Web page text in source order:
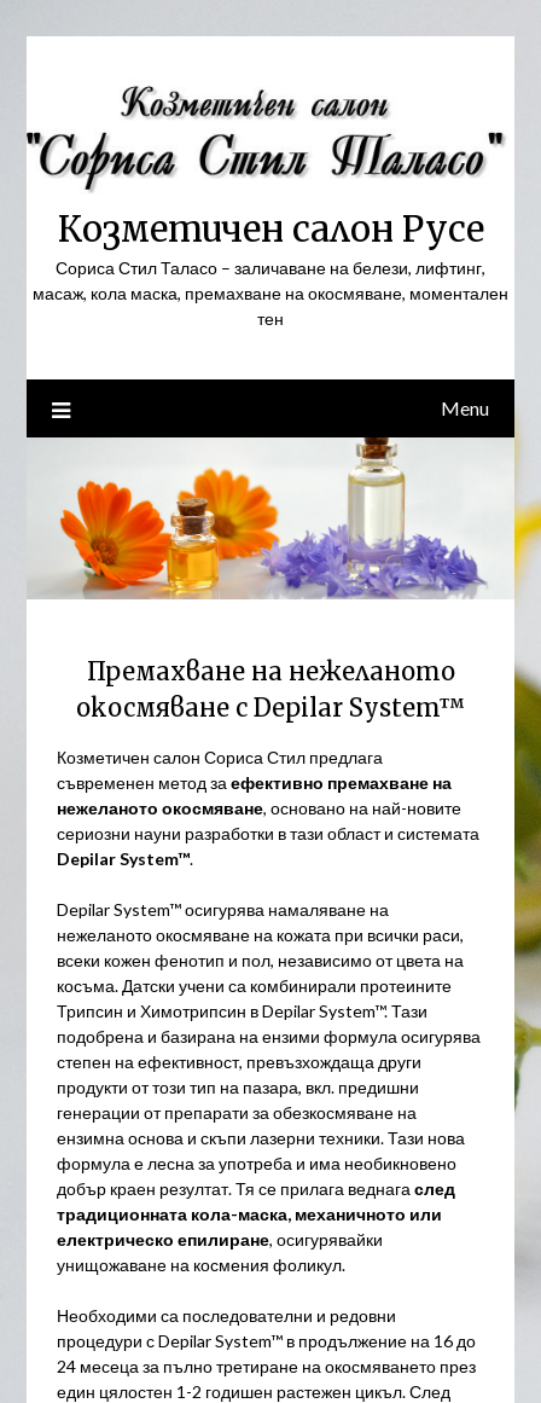
Козметичен салон Русе
Сориса Стил Таласо – заличаване на белези, лифтинг,
масаж, кола маска, премахване на окосмяване, моментален
тен
Menu
Премахване на нежеланото
окосмяване с Depilar System™
Козметичен салон Сориса Стил предлага
съвременен метод заефективно премахване на
нежеланото окосмяване, основано на най-новите
сериозни науни разработки в тази област и системата
Depilar System™.
Depilar System™ осигурява намаляване на
нежеланото окосмяване на кожата при всички раси,
всеки кожен фенотип и пол, независимо от цвета на
косъма. Датски учени са комбинирали протеините
Трипсин и Химотрипсин в Depilar System™. Тази
подобрена и базирана на ензими формула осигурява
степен на ефективност, превъзхождаща други
продукти от този тип на пазара, вкл. предишни
генерации от препарати за обезкосмяване на
ензимна основа и скъпи лазерни техники. Тази нова
формула е лесна за употреба и има необикновено
добър краен резултат. Тя се прилага веднагаслед
традиционната кола-маска, механичното или
електрическо епилиране, осигурявайки
унищожаване на космения фоликул.
Необходими са последователни и редовни
процедури с Depilar System™ в продължение на 16 до
24 месеца за пълно третиране на окосмяването през
един цялостен 1-2 годишен растежен цикъл. След